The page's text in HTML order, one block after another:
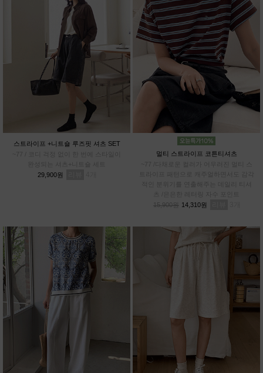
스트라이프 +니트숄 루즈핏 셔츠 SET
~77 / 코디 걱정 없이 한 번에 스타일이
완성되는 셔츠+니트숄 세트
29,900원
멀티 스트라이프 코튼티셔츠
~77 /다채로운 컬러가 어우러진 멀티 스
트라이프 패턴으로 캐주얼하면서도 감각
적인 분위기를 연출해주는 데일리 티셔
15,900원 14,310원